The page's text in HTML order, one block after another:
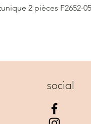
2 pièces F2652-
social